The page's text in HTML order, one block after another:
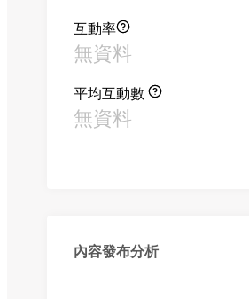
互動率
無資料
平均互動數
無資料
內容發布分析